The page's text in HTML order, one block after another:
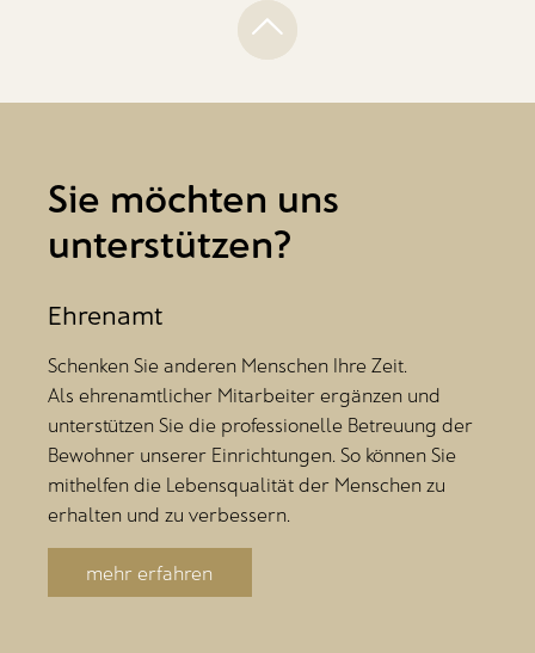
Sie möchten uns
unterstützen?
Ehrenamt
Schenken Sie anderen Menschen Ihre Zeit.
Als ehrenamtlicher Mitarbeiter ergänzen und
unterstützen Sie die professionelle Betreuung der
Bewohner unserer Einrichtungen. So können Sie
mithelfen die Lebensqualität der Menschen zu
erhalten und zu verbessern.
mehr erfahren